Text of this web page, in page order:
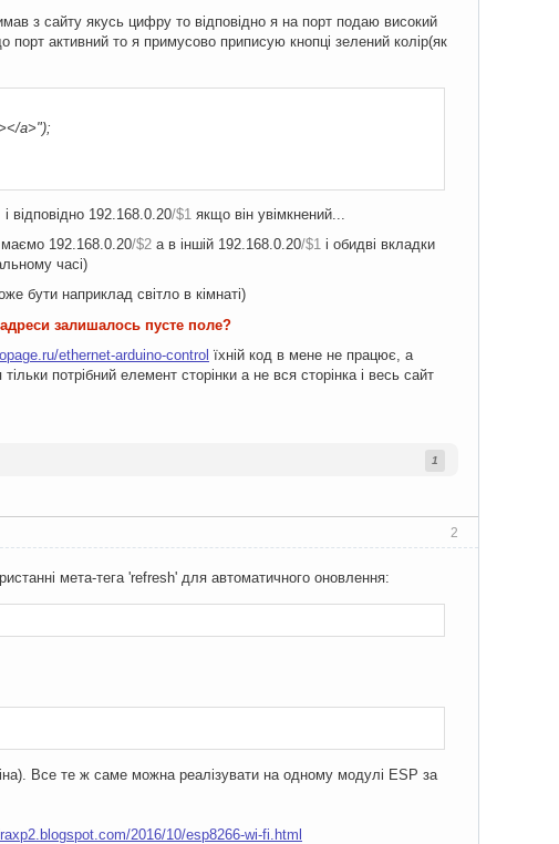
з сайту якусь цифру то відповідно я на порт подаю високий
порт активний то я примусово приписую кнопці зелений колір(як
a>");
і відповідно 192.168.0.20/$1 якщо він увімкнений...
маємо 192.168.0.20/$2 а в іншій 192.168.0.20/$1 і обидві вкладки
часі)
бути наприклад світло в кімнаті)
залишалось пусте поле?
ethernet-arduino-control їхній код в мене не працює, а
потрібний елемент сторінки а не вся сторінка і весь сайт
1
2
мета-тега 'refresh' для автоматичного оновлення:
Все те ж саме можна реалізувати на одному модулі ESP за
2016/10/esp8266-wi-fi.html